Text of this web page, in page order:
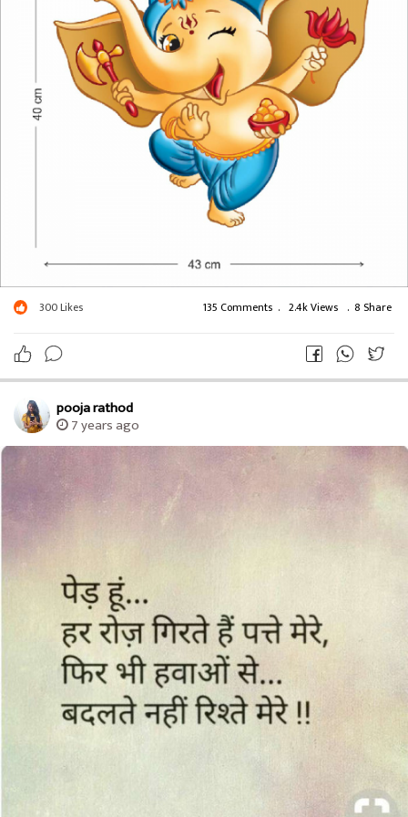
300Likes 135 Comments . 2.4k Views . 8 Share
pooja rathod
7 years ago